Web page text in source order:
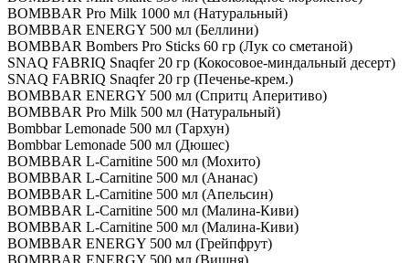
BOMBBAR Pro Milk 1000 мл (Натуральный)
BOMBBAR ENERGY 500 мл (Беллини)
BOMBBAR Bombers Pro Sticks 60 гр (Лук со сметаной)
SNAQ FABRIQ Snaqfer 20 гр (Кокосовое-миндальный десерт)
SNAQ FABRIQ Snaqfer 20 гр (Печенье-крем.)
BOMBBAR ENERGY 500 мл (Спритц Аперитиво)
BOMBBAR Pro Milk 500 мл (Натуральный)
Bombbar Lemonade 500 мл (Тархун)
Bombbar Lemonade 500 мл (Дюшес)
BOMBBAR L-Carnitine 500 мл (Мохито)
BOMBBAR L-Carnitine 500 мл (Ананас)
BOMBBAR L-Carnitine 500 мл (Апельсин)
BOMBBAR L-Carnitine 500 мл (Малина-Киви)
BOMBBAR L-Carnitine 500 мл (Малина-Киви)
BOMBBAR ENERGY 500 мл (Грейпфрут)
BOMBBAR ENERGY 500 мл (Вишня)